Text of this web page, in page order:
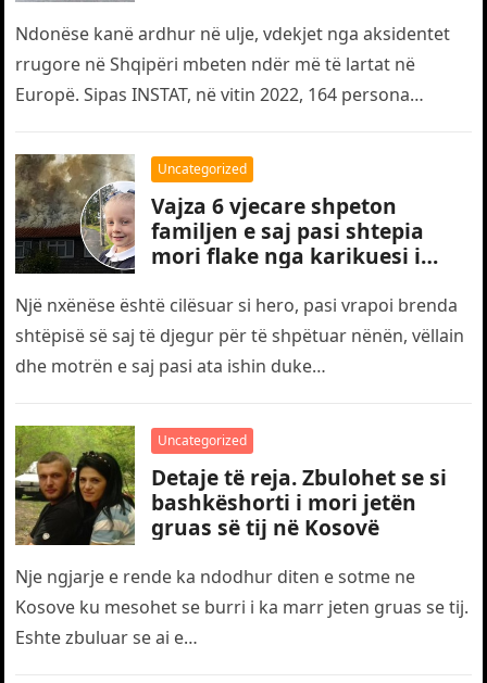
Ndonëse kanë ardhur në ulje, vdekjet nga aksidentet
rrugore në Shqipëri mbeten ndër më të lartat në
Europë. Sipas INSTAT, në vitin 2022, 164 persona
Uncategorized
Vajza 6 vjecare shpeton
familjen e saj pasi shtepia
mori flake nga karikuesi i
Një nxënëse është cilësuar si hero, pasi vrapoi brenda
shtëpisë së saj të djegur për të shpëtuar nënën, vëllain
dhe motrën e saj pasi ata ishin duke…
Uncategorized
Detaje të reja. Zbulohet se si
bashkëshorti i mori jetën
gruas së tij në Kosovë
Nje ngjarje e rende ka ndodhur diten e sotme ne
Kosove ku mesohet se burri i ka marr jeten gruas se tij.
Eshte zbuluar se ai e…